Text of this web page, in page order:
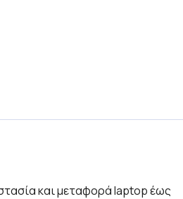
και μεταφορά laptop έως